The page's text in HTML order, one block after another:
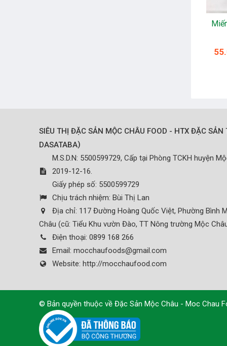
SIÊU THỊ ĐẶC SẢN MỘC CHÂU FOOD - HTX ĐẶC SẢN
DASATABA)
M.S.D.N: 5500599729, Cấp tại Phòng TCKH huyện
2019-12-16.
Giấy phép số: 5500599729
Chịu trách nhiệm: Bùi Thị Lan
Địa chỉ: 117 Đường Hoàng Quốc Việt, Phường Bình
Châu (cũ: Tiểu Khu vườn Đào, TT Nông trường Mộc
Điện thoại: 0899 168 266
Email: mocchaufoods@gmail.com
Website: http://mocchaufood.com
© Bản quyền thuộc về Đặc Sản Mộc Châu - Moc Chau